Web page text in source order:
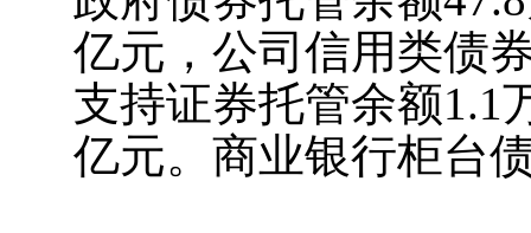
亿元，公司信用类债
支持证券托管余额1.1
亿元。商业银行柜台